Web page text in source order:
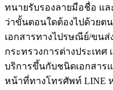
ทนายรับรองลายมือชื่อ แ
ว่าขั้นตอนใดต้องไปด้วยต
เอกสารทางไปรษณีย์/ขนส่
กระทรวงการต่างประเท
บริการขึ้นกับชนิดเอกสาร
หน้าที่ทางโทรศัพท์ LINE